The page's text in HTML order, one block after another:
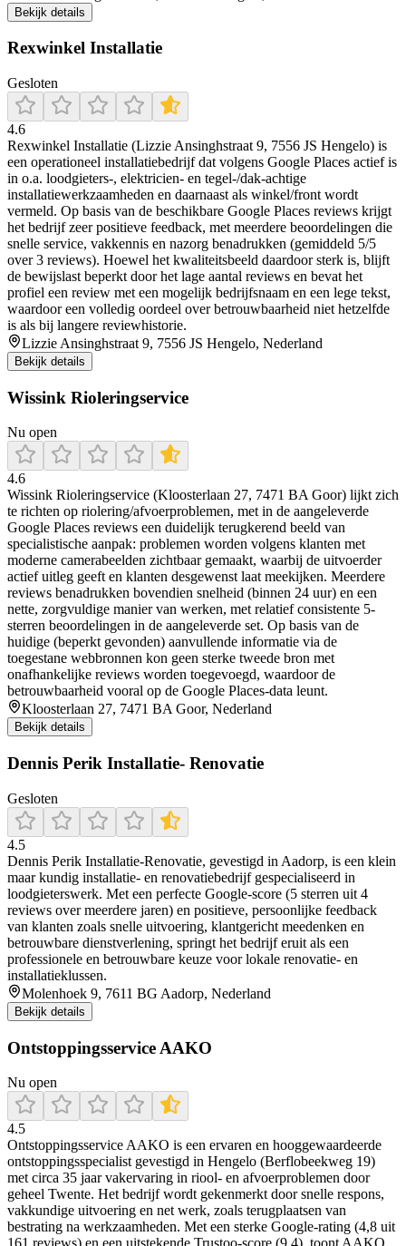
Bekijk details
Rexwinkel Installatie
Gesloten
4.6
Rexwinkel Installatie (Lizzie Ansinghstraat 9, 7556 JS Hengelo) is
een operationeel installatiebedrijf dat volgens Google Places actief is
in o.a. loodgieters-, elektricien- en tegel-/dak-achtige
installatiewerkzaamheden en daarnaast als winkel/front wordt
vermeld. Op basis van de beschikbare Google Places reviews krijgt
het bedrijf zeer positieve feedback, met meerdere beoordelingen die
snelle service, vakkennis en nazorg benadrukken (gemiddeld 5/5
over 3 reviews). Hoewel het kwaliteitsbeeld daardoor sterk is, blijft
de bewijslast beperkt door het lage aantal reviews en bevat het
profiel een review met een mogelijk bedrijfsnaam en een lege tekst,
waardoor een volledig oordeel over betrouwbaarheid niet hetzelfde
is als bij langere reviewhistorie.
Lizzie Ansinghstraat 9, 7556 JS Hengelo, Nederland
Bekijk details
Wissink Rioleringservice
Nu open
4.6
Wissink Rioleringservice (Kloosterlaan 27, 7471 BA Goor) lijkt zich
te richten op riolering/afvoerproblemen, met in de aangeleverde
Google Places reviews een duidelijk terugkerend beeld van
specialistische aanpak: problemen worden volgens klanten met
moderne camerabeelden zichtbaar gemaakt, waarbij de uitvoerder
actief uitleg geeft en klanten desgewenst laat meekijken. Meerdere
reviews benadrukken bovendien snelheid (binnen 24 uur) en een
nette, zorgvuldige manier van werken, met relatief consistente 5-
sterren beoordelingen in de aangeleverde set. Op basis van de
huidige (beperkt gevonden) aanvullende informatie via de
toegestane webbronnen kon geen sterke tweede bron met
onafhankelijke reviews worden toegevoegd, waardoor de
betrouwbaarheid vooral op de Google Places-data leunt.
Kloosterlaan 27, 7471 BA Goor, Nederland
Bekijk details
Dennis Perik Installatie- Renovatie
Gesloten
4.5
Dennis Perik Installatie‑Renovatie, gevestigd in Aadorp, is een klein
maar kundig installatie- en renovatiebedrijf gespecialiseerd in
loodgieterswerk. Met een perfecte Google‑score (5 sterren uit 4
reviews over meerdere jaren) en positieve, persoonlijke feedback
van klanten zoals snelle uitvoering, klantgericht meedenken en
betrouwbare dienstverlening, springt het bedrijf eruit als een
professionele en betrouwbare keuze voor lokale renovatie- en
installatieklussen.
Molenhoek 9, 7611 BG Aadorp, Nederland
Bekijk details
Ontstoppingsservice AAKO
Nu open
4.5
Ontstoppingsservice AAKO is een ervaren en hooggewaardeerde
ontstoppingsspecialist gevestigd in Hengelo (Berflobeekweg 19)
met circa 35 jaar vakervaring in riool- en afvoerproblemen door
geheel Twente. Het bedrijf wordt gekenmerkt door snelle respons,
vakkundige uitvoering en net werk, zoals terugplaatsen van
bestrating na werkzaamheden. Met een sterke Google-rating (4,8 uit